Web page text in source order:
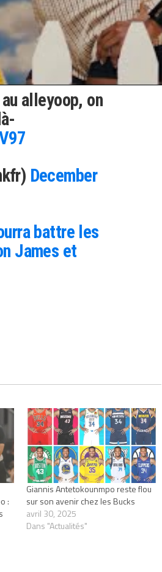
de
direct à
alleyoop, on
December
battre les
James et
:
Giannis Antetokounmpo reste flou
sur son avenir chez les Bucks
avril 30, 2025
Dans "Actualités"